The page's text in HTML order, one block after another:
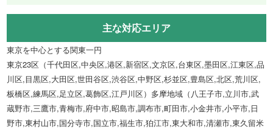
主な対応エリア
東京を中心とする関東一円
東京23区（千代田区,中央区,港区,新宿区,文京区,台東区,墨田区,江東区,品
川区,目黒区,大田区,世田谷区,渋谷区,中野区,杉並区,豊島区,北区,荒川区,
板橋区,練馬区,足立区,葛飾区,江戸川区）多摩地域（八王子市,立川市,武
蔵野市,三鷹市,青梅市,府中市,昭島市,調布市,町田市,小金井市,小平市,日
野市,東村山市,国分寺市,国立市,福生市,狛江市,東大和市,清瀬市,東久留米